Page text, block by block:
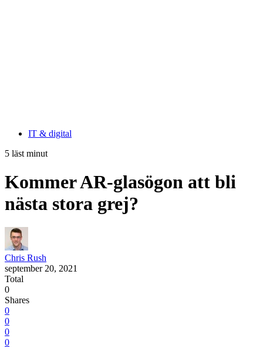
IT & digital
5 läst minut
Kommer AR-glasögon att bli
nästa stora grej?
Chris Rush
september 20, 2021
Total
0
Shares
0
0
0
0